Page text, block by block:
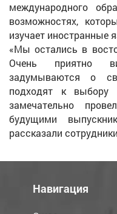
международного
возможностях,
изучает иностранные
«Мы остались в
Очень приятно
задумываются о
подходят к выбору
замечательно
будущими
рассказали
Навигация